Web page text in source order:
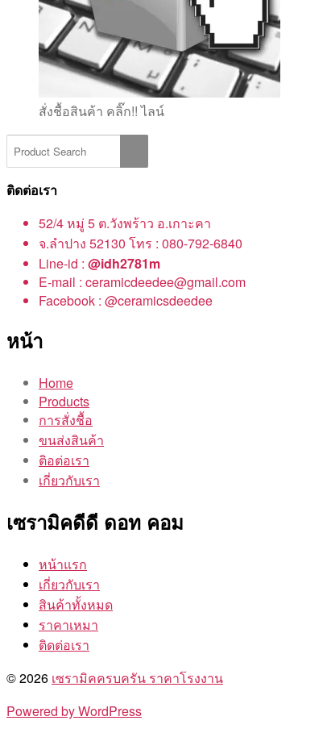
สั่งชื้อสินค้า คลิ๊ก!! ไลน์
ติดต่อเรา
52/4 หมู่ 5 ต.วังพร้าว อ.เกาะคา
จ.ลำปาง 52130 โทร : 080-792-6840
Line-id : @idh2781m
E-mail : ceramicdeedee@gmail.com
Facebook : @ceramicsdeedee
หน้า
Home
Products
การสั่งชื้อ
ขนส่งสินค้า
ติอต่อเรา
เกี่ยวกับเรา
เซรามิคดีดี ดอท คอม
หน้าแรก
เกี่ยวกับเรา
สินค้าทั้งหมด
ราคาเหมา
ติดต่อเรา
© 2026 เซรามิคครบครัน ราคาโรงงาน
Powered by WordPress